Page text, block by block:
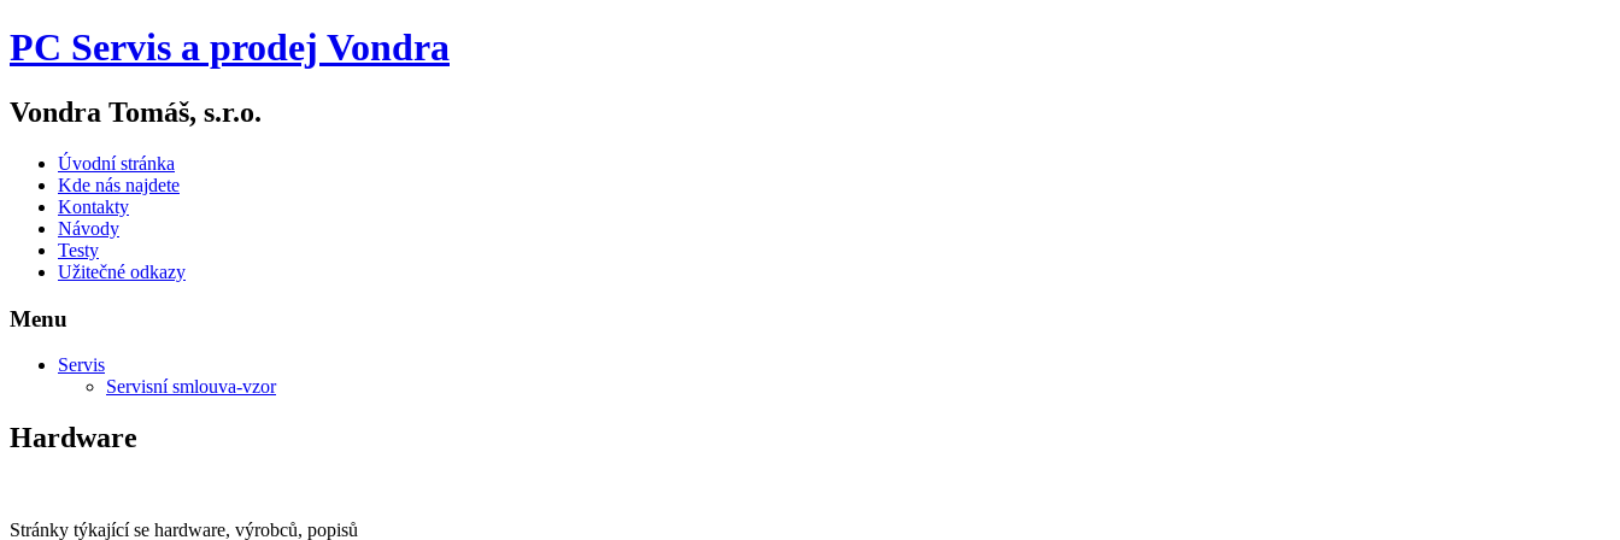
PC Servis a prodej Vondra
Vondra Tomáš, s.r.o.
Úvodní stránka
Kde nás najdete
Kontakty
Návody
Testy
Užitečné odkazy
Menu
Servis
Servisní smlouva-vzor
Hardware
Stránky týkající se hardware, výrobců, popisů